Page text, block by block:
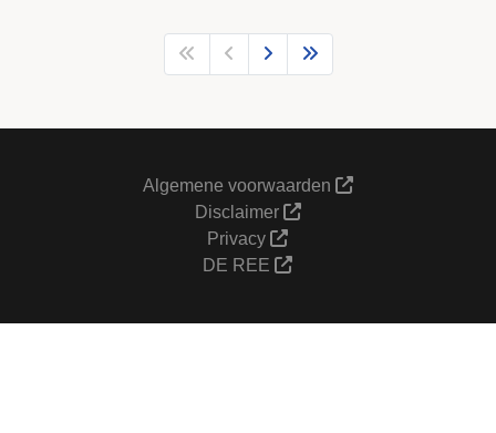
Algemene voorwaarden
Disclaimer
Privacy
DE REE